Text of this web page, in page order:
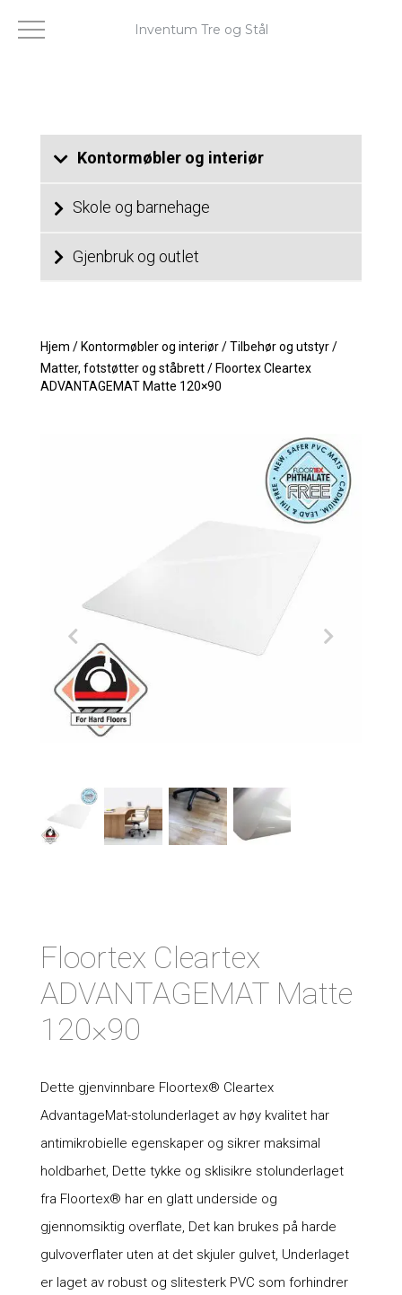
Kontormøbler og interiør
Skole og barnehage
Gjenbruk og outlet
Hjem / Kontormøbler og interiør / Tilbehør og utstyr /
Matter, fotstøtter og ståbrett /Floortex Cleartex
ADVANTAGEMAT Matte 120×90
Floortex Cleartex
ADVANTAGEMAT Matte
120×90
Dette gjenvinnbare Floortex® Cleartex
AdvantageMat-stolunderlaget av høy kvalitet har
antimikrobielle egenskaper og sikrer maksimal
holdbarhet, Dette tykke og sklisikre stolunderlaget
fra Floortex® har en glatt underside og
gjennomsiktig overflate, Det kan brukes på harde
gulvoverflater uten at det skjuler gulvet, Underlaget
er laget av robust og slitesterk PVC som forhindrer
Inventum Tre og Stål